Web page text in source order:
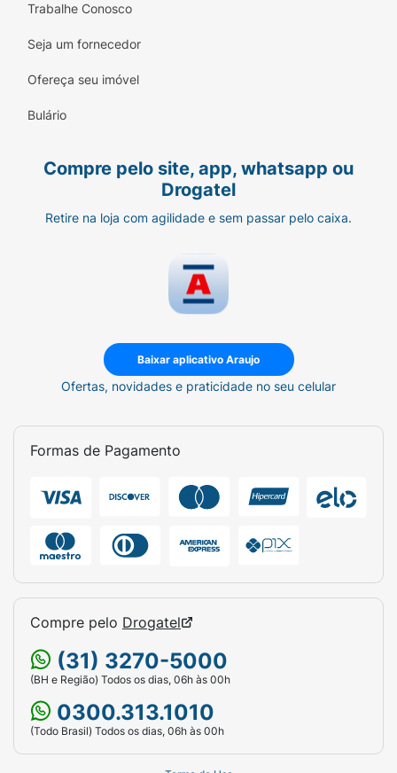
Trabalhe Conosco
Seja um fornecedor
Ofereça seu imóvel
Bulário
Compre pelo site, app, whatsapp ou
Drogatel
Retire na loja com agilidade e sem passar pelo caixa.
Baixar aplicativo Araujo
Ofertas, novidades e praticidade no seu celular
Formas de Pagamento
Compre pelo Drogatel
(31) 3270-5000
(BH e Região) Todos os dias, 06h às 00h
0300.313.1010
(Todo Brasil) Todos os dias, 06h às 00h